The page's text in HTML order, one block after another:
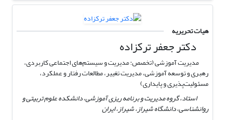
هیات تحریریه
دکتر جعفر ترکزاده
مدیریت آموزشی (تخصص: مدیریت و سیستم‌های اجتماعی کاربردی،
رهبری و توسعه آموزشی، مدیریت تغییر، مطالعات رفتار و عملکرد،
مسئولیت‌پذیری و پایداری)
استاد، گروه مدیریت و برنامه ریزی آموزشی، دانشکده علوم تربیتی و
روانشناسی، دانشگاه شیراز، شیراز، ایران